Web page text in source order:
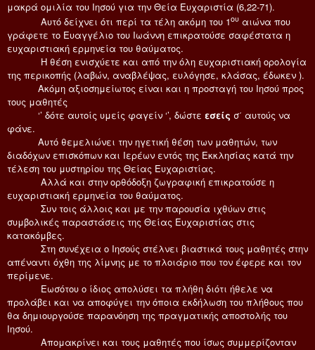
μακρά ομιλία του Ιησού για την Θεία Ευχαριστία (6,22-71).
Αυτό δείχνει ότι περί τα τέλη ακόμη του 1ου αιώνα που
γράφετε το Ευαγγέλιο του Ιωάννη επικρατούσε σαφέστατα η
ευχαριστιακή ερμηνεία του θαύματος.
Η θέση ενισχύετε και από την όλη ευχαριστιακή ορολογία
της περικοπής (λαβών, αναβλέψας, ευλόγησε, κλάσας, έδωκεν ).
Ακόμη αξιοσημείωτος είναι και η προσταγή του Ιησού προς
τους μαθητές
‘’ δότε αυτοίς υμείς φαγείν ‘’, δώστε εσείς σ΄ αυτούς να
φάνε.
Αυτό θεμελιώνει την ηγετική θέση των μαθητών, των
διαδόχων επισκόπων και Ιερέων εντός της Εκκλησίας κατά την
τέλεση του μυστηρίου της Θείας Ευχαριστίας.
Αλλά και στην ορθόδοξη ζωγραφική επικρατούσε η
ευχαριστιακή ερμηνεία του θαύματος.
Συν τοις άλλοις και με την παρουσία ιχθύων στις
συμβολικές παραστάσεις της Θείας Ευχαριστίας στις
κατακόμβες.
Στη συνέχεια ο Ιησούς στέλνει βιαστικά τους μαθητές στην
απέναντι όχθη της λίμνης με το πλοιάριο που τον έφερε και τον
περίμενε.
Εωσότου ο ίδιος απολύσει τα πλήθη διότι ήθελε να
προλάβει και να αποφύγει την όποια εκδήλωση του πλήθους που
θα δημιουργούσε παρανόηση της πραγματικής αποστολής του
Ιησού.
Απομακρίνει και τους μαθητές που ίσως συμμερίζονταν